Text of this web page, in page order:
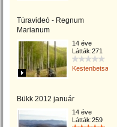
Túravideó - Regnum
Marianum
14 éve
Látták:271
Kestenbetsa
Bükk 2012 január
14 éve
Látták:259